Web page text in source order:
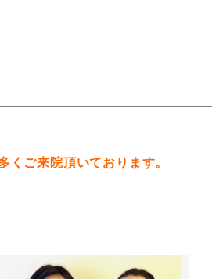
くご来院頂いております。